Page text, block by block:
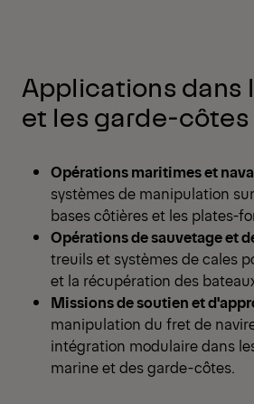
Applications dans
et les garde-côtes
Opérations maritimes et
systèmes de manipulation
bases côtières et les plates-
Opérations de sauvetage et
treuils et systèmes de cales
et la récupération des
Missions de soutien et
manipulation du fret de
intégration modulaire dans
marine et des garde-côtes.